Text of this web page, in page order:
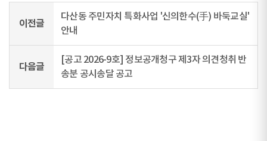
이전글
다산동 주민자치 특화사업 '신의한수(手) 바둑교실'
안내
다음글
[공고 2026-9호] 정보공개청구 제3자 의견청취 반
송분 공시송달 공고